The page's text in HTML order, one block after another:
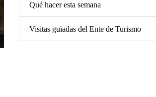
Qué hacer esta semana
Visitas guiadas del Ente de Turismo